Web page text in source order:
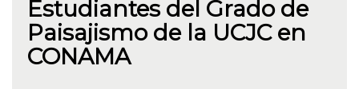
Estudiantes del Grado de
Paisajismo de la UCJC en
CONAMA